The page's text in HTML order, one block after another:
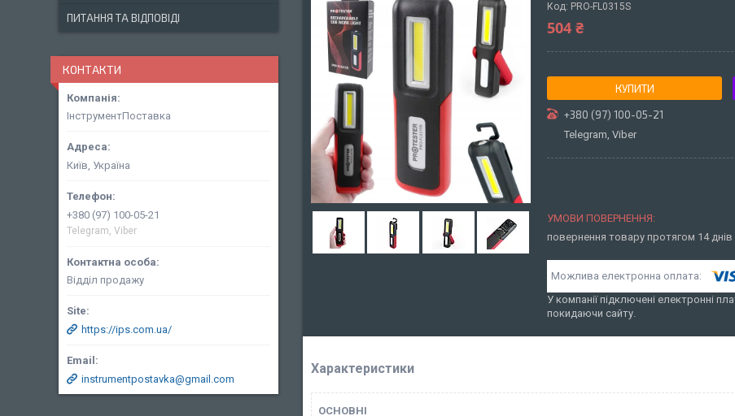
Код: PRO-FL0315S
504 ₴
КУПИТИ
+380 (97) 100-05-21
Telegram, Viber
повернення товару протягом 14 днів
У компанії підключені електронні
покидаючи сайту.
Характеристики
ОСНОВНІ
ПИТАННЯ ТА ВІДПОВІДІ
КОНТАКТИ
ІнструментПоставка
Київ, Україна
+380 (97) 100-05-21
Telegram, Viber
Відділ продажу
https://ips.com.ua/
instrumentpostavka@gmail.com